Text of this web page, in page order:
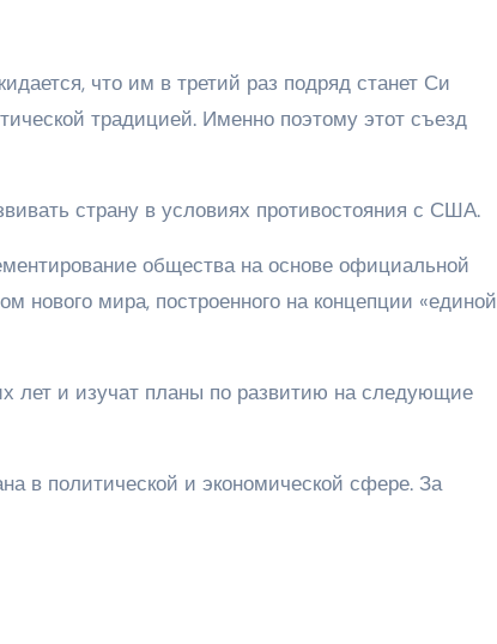
что им в третий раз подряд станет Си
традицией. Именно поэтому этот съезд
страну в условиях противостояния с США.
общества на основе официальной
нового мира, построенного на концепции «единой
лет и изучат планы по развитию на следующие
в политической и экономической сфере. За